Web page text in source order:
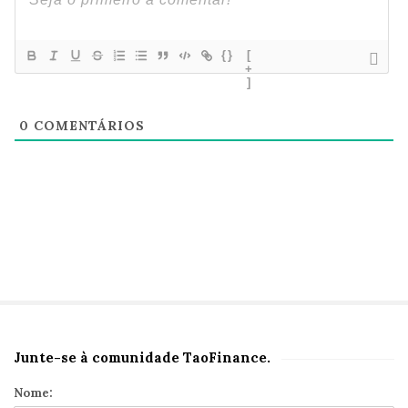
{}
[
+
]
0 COMENTÁRIOS
S
i
Junte-se à comunidade TaoFinance.
Nome: